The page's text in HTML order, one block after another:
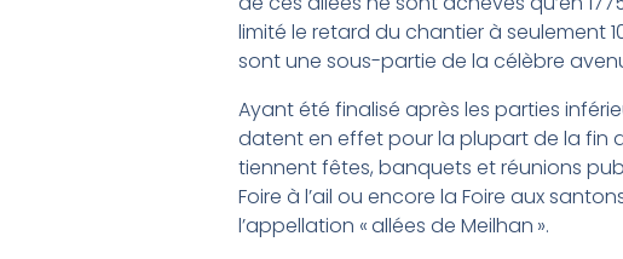
limité le retard du chantier à seulement
sont une sous-partie de la célèbre
Ayant été finalisé après les parties
datent en effet pour la plupart de la fin
tiennent fêtes, banquets et réunions
Foire à l’ail ou encore la Foire aux
l’appellation « allées de Meilhan ».